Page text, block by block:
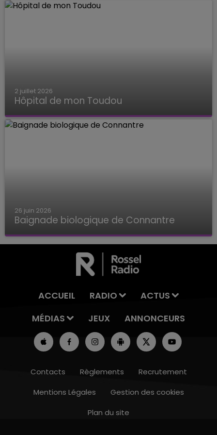
16h00 - 20h00
2 juillet 2026
Hôpital de mon Toudou
Hôpital de mon Toudou
26 juin 2026
Baignade biologique de Connantre
Baignade biologique de Connantre
ACCUEIL RADIO
ACTUS
MÉDIAS
JEUX ANNONCEURS
Contacts Règlements
Recrutement
Mentions Légales
Gestion des cookies
Plan du site